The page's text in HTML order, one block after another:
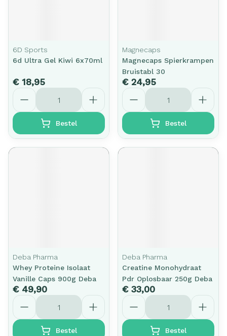
6D Sports
6d Ultra Gel Kiwi 6x70ml
€ 18,95
Aantal
Bestel
Magnecaps
Magnecaps Spierkrampen
Bruistabl 30
€ 24,95
Aantal
Bestel
Deba Pharma
Whey Proteine Isolaat
Vanille Caps 900g Deba
€ 49,90
Aantal
Bestel
Deba Pharma
Creatine Monohydraat
Pdr Oplosbaar 250g Deba
€ 33,00
Aantal
Bestel